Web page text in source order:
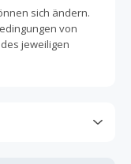
sich ändern.
von
jeweiligen